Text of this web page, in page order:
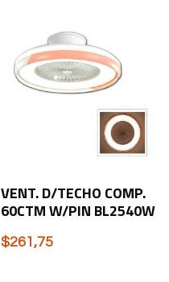
VENT. D/TECHO COMP.
60CTM W/PIN BL2540W
$261,75